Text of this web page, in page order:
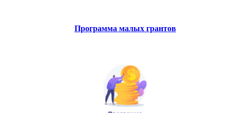
Программа малых грантов